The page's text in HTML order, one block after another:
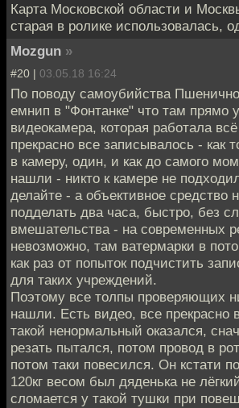
Карта Московской области и
старая в ролике использовалась,
Mozgun »
#20 | 03.05.18 16:24
По поводу самоубийства
емнип в "Фонтанке" что там прямо
видеокамера, которая работала
прекрасно все записывалось - как
в камеру, один, и как до самого
нашли - никто к камере не
делайте - а объективное средство
подделать два часа, быстро, без
вмешательства - на современных
невозможно, там ватермарки в
как раз от попыток подчистить
для таких учреждений.
Поэтому все толпы проверяющих
нашли. Есть видео, все прекрасно
такой ненормальный оказался,
резать пытался, потом провод в
потом таки повесился. Он кстати
120кг весом был дяденька не
сломается у такой тушки при